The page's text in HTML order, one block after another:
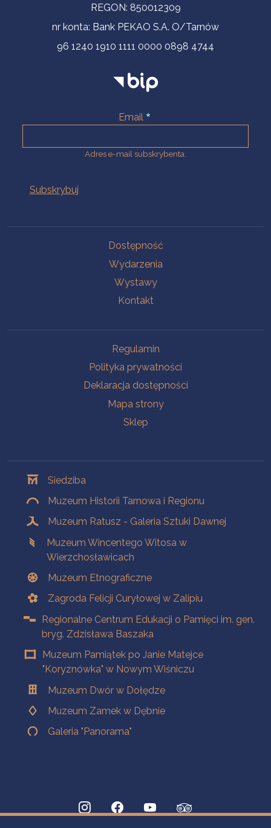
REGON: 850012309
nr konta: Bank PEKAO S.A. O/Tarnów
96 1240 1910 1111 0000 0898 4744
Email
Adres e-mail subskrybenta.
Dostępność
Wydarzenia
Wystawy
Kontakt
Regulamin
Polityka prywatności
Deklaracja dostępności
Mapa strony
Sklep
Siedziba
Muzeum Historii Tarnowa i Regionu
Muzeum Ratusz - Galeria Sztuki Dawnej
Muzeum Wincentego Witosa w
Wierzchosławicach
Muzeum Etnograficzne
Zagroda Felicji Curyłowej w Zalipiu
Regionalne Centrum Edukacji o Pamięci im. gen.
bryg. Zdzisława Baszaka
Muzeum Pamiątek po Janie Matejce
"Koryznówka" w Nowym Wiśniczu
Muzeum Dwór w Dołędze
Muzeum Zamek w Dębnie
Galeria "Panorama"